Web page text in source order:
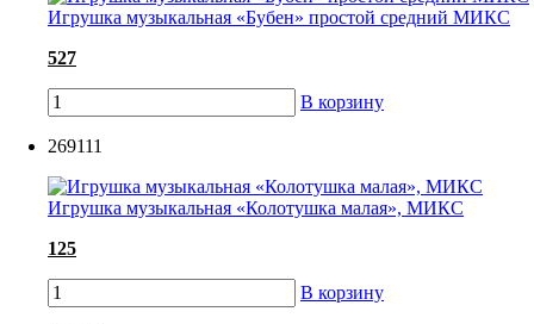
Игрушка музыкальная «Бубен» простой средний МИКС
527
В корзину
269111
Игрушка музыкальная «Колотушка малая», МИКС
125
В корзину